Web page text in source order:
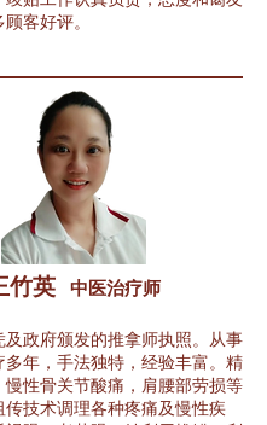
客好评。
竹英 中医治疗师
及政府颁发的推拿师执照。从事
多年，手法独特，经验丰富。精
慢性骨关节酸痛，肩腰部劳损等
传技术调理各种疼痛及慢性疾